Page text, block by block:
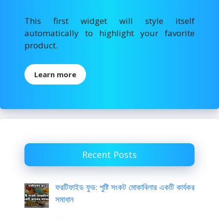
This first widget will style itself
automatically to highlight your favorite
product.
Learn more
Recent Posts
ফরটিফাইড ফুড: পুষ্টি সংকট মোকাবিলার একটি কার্যকর
সমাধান